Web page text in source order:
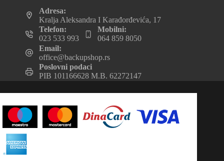
Adresa:
Kralja Aleksandra I Karađorđevića, 17
Telefon:
023 533 993
Mobilni:
064 859 8050
Email:
office@backupshop.rs
Poslovni podaci
PIB 101166628 M.B. 62272147